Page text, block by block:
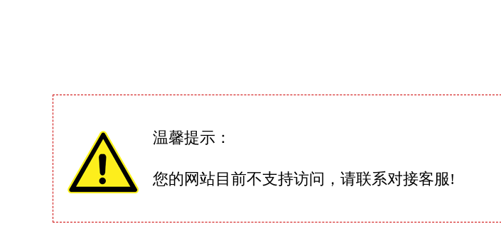
温馨提示：
您的网站目前不支持访问，请联系对接客服!